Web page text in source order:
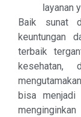
layanan
Baik sunat
keuntungan
terbaik
bisa